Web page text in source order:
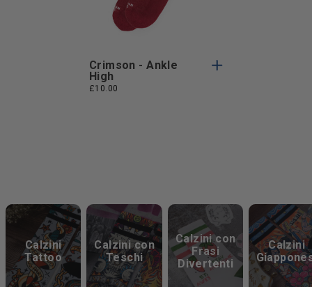
Taglia Unica
Crimson - Ankle
High
£10.00
Calzini
Tattoo
Calzini con
Teschi
Calzini con
Frasi
Divertenti
Calzini